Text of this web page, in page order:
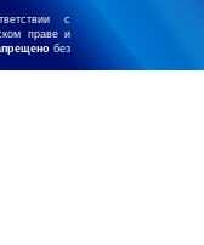
с
праве и
без